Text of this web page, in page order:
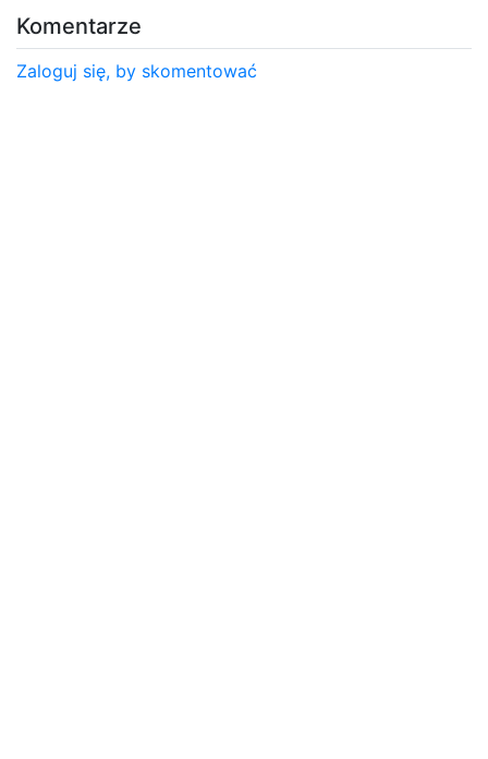
Komentarze
Zaloguj się, by skomentować